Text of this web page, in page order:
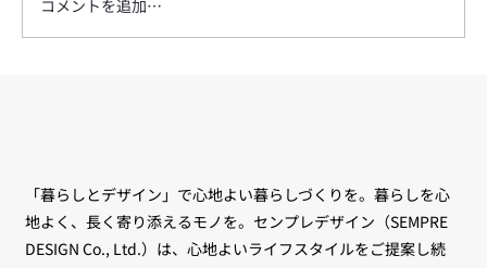
コメントを追加…
「暮らしとデザイン」で心地よい暮らしづくりを。暮らしを心
地よく、長く寄り添えるモノを。センプレデザイン（SEMPRE
DESIGN Co., Ltd.）は、心地よいライフスタイルをご提案し続